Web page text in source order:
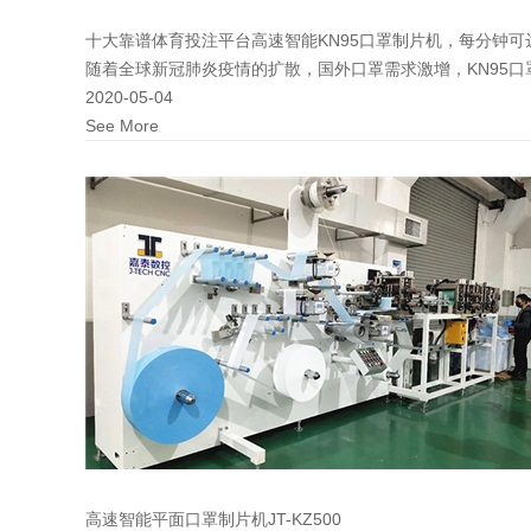
十大靠谱体育投注平台高速智能KN95口罩制片机，每分钟
随着全球新冠肺炎疫情的扩散，国外口罩需求激增，KN95
2020-05-04
See More
高速智能平面口罩制片机JT-KZ500